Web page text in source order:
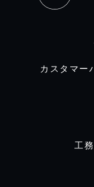
カスタマー
工